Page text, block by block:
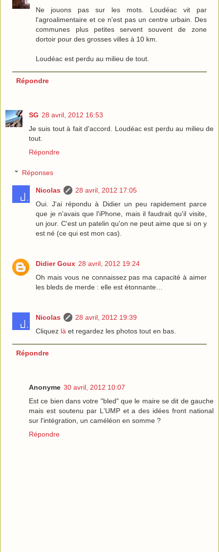
Ne jouons pas sur les mots. Loudéac vit par
l'agroalimentaire et ce n'est pas un centre urbain. Des
communes plus petites servent souvent de zone
dortoir pour des grosses villes à 10 km.
Loudéac est perdu au milieu de tout.
Répondre
SG 28 avril, 2012 16:53
Je suis tout à fait d'accord. Loudéac est perdu au milieu de
tout.
Répondre
Réponses
Nicolas
28 avril, 2012 17:05
Oui. J'ai répondu à Didier un peu rapidement parce
que je n'avais que l'iPhone, mais il faudrait qu'il visite,
un jour. C'est un patelin qu'on ne peut aime que si on y
est né (ce qui est mon cas).
Didier Goux 28 avril, 2012 19:24
Oh mais vous ne connaissez pas ma capacité à aimer
les bleds de merde : elle est étonnante…
Nicolas
28 avril, 2012 19:39
Cliquez là et regardez les photos tout en bas.
Répondre
Anonyme 30 avril, 2012 10:07
Est ce bien dans votre "bled" que le maire se dit de gauche
mais est soutenu par L'UMP et a des idées front national
sur l'intégration, un caméléon en somme ?
Répondre